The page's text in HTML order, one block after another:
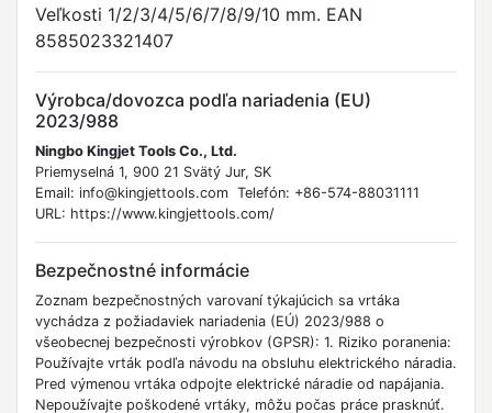
Veľkosti 1/2/3/4/5/6/7/8/9/10 mm. EAN
8585023321407
Výrobca/dovozca podľa nariadenia (EU)
2023/988
Ningbo Kingjet Tools Co., Ltd.
Priemyselná 1, 900 21 Svätý Jur, SK
Email: info@kingjettools.com Telefón: +86-574-88031111
URL: https://www.kingjettools.com/
Bezpečnostné informácie
Zoznam bezpečnostných varovaní týkajúcich sa vrtáka
vychádza z požiadaviek nariadenia (EÚ) 2023/988 o
všeobecnej bezpečnosti výrobkov (GPSR): 1. Riziko poranenia:
Používajte vrták podľa návodu na obsluhu elektrického náradia.
Pred výmenou vrtáka odpojte elektrické náradie od napájania.
Nepoužívajte poškodené vrtáky, môžu počas práce prasknúť.